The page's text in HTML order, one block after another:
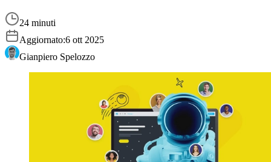
24 minuti
Aggiornato:6 ott 2025
Gianpiero Spelozzo